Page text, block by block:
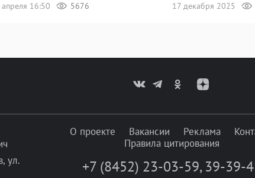
апреля 16:50
5676
17 декабря 2025
ул.
О проекте Вакансии Реклама
Правила цитирования
+7 (8452) 23-03-59, 39-39-